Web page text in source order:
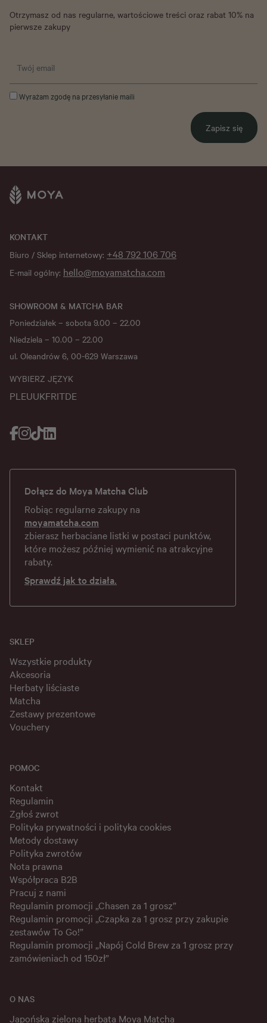
Otrzymasz od nas regularne, wartościowe treści oraz rabat 10% na
pierwsze zakupy
Wyrażam zgodę na przesyłanie maili
Zapisz się
KONTAKT
Biuro / Sklep internetowy: +48 792 106 706
E-mail ogólny: hello@moyamatcha.com
SHOWROOM & MATCHA BAR
Poniedziałek – sobota 9.00 – 22.00
Niedziela – 10.00 – 22.00
ul. Oleandrów 6, 00-629 Warszawa
WYBIERZ JĘZYK
PL EUUKFRITDE
SKLEP
Wszystkie produkty
Akcesoria
Herbaty liściaste
Matcha
Zestawy prezentowe
Vouchery
POMOC
Kontakt
Regulamin
Zgłoś zwrot
Polityka prywatności i polityka cookies
Metody dostawy
Polityka zwrotów
Nota prawna
Współpraca B2B
Pracuj z nami
Regulamin promocji „Chasen za 1 grosz”
Regulamin promocji „Czapka za 1 grosz przy zakupie
zestawów To Go!”
Regulamin promocji „Napój Cold Brew za 1 grosz przy
zamówieniach od 150zł”
O NAS
Japońska zielona herbata Moya Matcha
Dołącz do Moya Matcha Club
Robiąc regularne zakupy na
moyamatcha.com
zbierasz herbaciane listki w postaci punktów,
które możesz później wymienić na atrakcyjne
rabaty.
Sprawdź jak to działa.